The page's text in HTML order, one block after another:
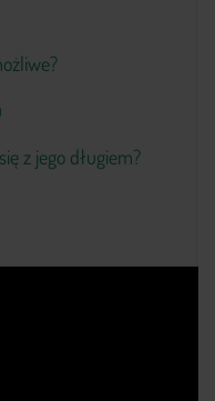
z jego długiem?